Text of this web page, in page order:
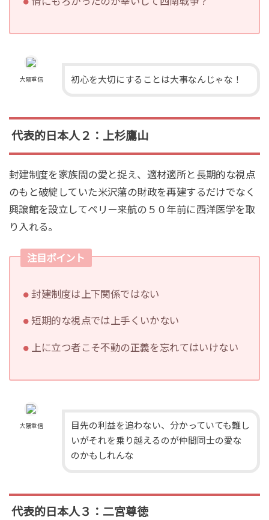
大隈重信 初心を大切にすることは大事なんじゃな！
代表的日本人２：上杉鷹山
封建制度を家族間の愛と捉え、適材適所と長期的な視点
のもと破綻していた米沢藩の財政を再建するだけでなく
興譲館を設立してペリー来航の５０年前に西洋医学を取
り入れる。
注目ポイント
封建制度は上下関係ではない
短期的な視点では上手くいかない
上に立つ者こそ不動の正義を忘れてはいけない
大隈重信
目先の利益を追わない、分かっていても難し
いがそれを乗り越えるのが仲間同士の愛な
のかもしれんな
代表的日本人３：二宮尊徳